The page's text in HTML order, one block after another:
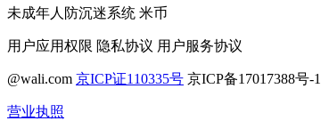
未成年人防沉迷系统 米币
用户应用权限 隐私协议 用户服务协议
@wali.com 京ICP证110335号 京ICP备17017388号-1
营业执照